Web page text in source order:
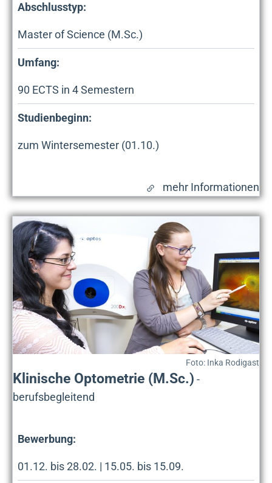
Abschlusstyp:
Master of Science (M.Sc.)
Umfang:
90 ECTS in 4Semestern
Studienbeginn:
zum Wintersemester (01.10.)
mehr Informationen
Foto: Inka Rodigast
Klinische Optometrie (M.Sc.) -
berufsbegleitend
Bewerbung:
01.12. bis 28.02. | 15.05. bis 15.09.